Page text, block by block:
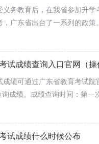
和物理6个科目题型
作安排表
9日进行，考试科目
择题。
务教育后，在我省参加升
广东省出台了一系列的政
！赶紧看过来！（详细可咨
试成绩查询入口官网（操
成绩可通过广东省教育考试
成绩。成绩查询时间：第一
。
试成绩什么时候公布